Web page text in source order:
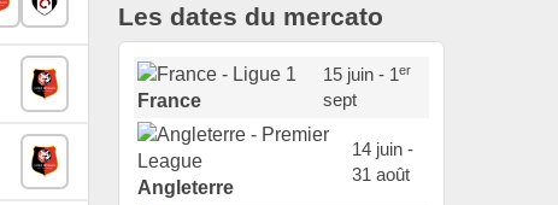
Les dates du mercato
France
15 juin - 1er
sept
Angleterre
14 juin -
31 août